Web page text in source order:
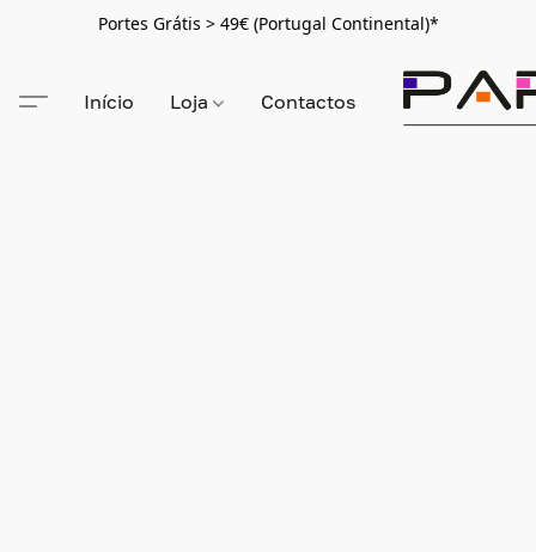
Portes Grátis > 49€ (Portugal Continental)*
Início Loja Contactos